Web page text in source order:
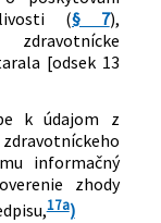
a dopĺňa zákon
využívaním
verejnej správy
niektorých
byrokracii) v
Z. z. a ktorým
zákony
(§ 7),
[odsek 13
k údajom z
informačný
zhody
17a)